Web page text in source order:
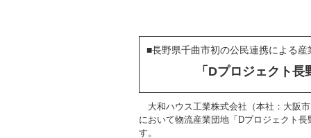
■長野県千曲市初の公民連携による産
「Dプロジェクト
大和ハウス工業株式会社（本社：大阪
において物流産業団地「Dプロジェクト
す。